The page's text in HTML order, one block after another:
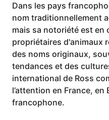
Dans les pays
nom traditionnellement
mais sa notoriété est en
propriétaires d'animaux
des noms originaux,
tendances et des
international de Ross
l’attention en France, en
francophone.